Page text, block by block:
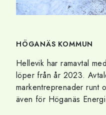
HÖGANÄS KOMMUN
Hellevik har ramavtal
löper från år 2023.
markentreprenader runt
även för Höganäs